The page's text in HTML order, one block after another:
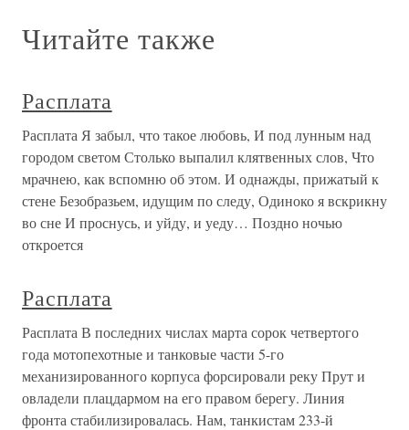
Читайте также
Расплата
Расплата Я забыл, что такое любовь, И под лунным над
городом светом Столько выпалил клятвенных слов, Что
мрачнею, как вспомню об этом. И однажды, прижатый к
стене Безобразьем, идущим по следу, Одиноко я вскрикну
во сне И проснусь, и уйду, и уеду… Поздно ночью
откроется
Расплата
Расплата В последних числах марта сорок четвертого
года мотопехотные и танковые части 5-го
механизированного корпуса форсировали реку Прут и
овладели плацдармом на его правом берегу. Линия
фронта стабилизировалась. Нам, танкистам 233-й